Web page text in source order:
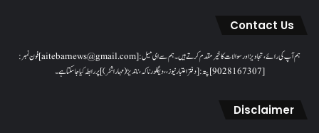
Contact Us
ہم آپ کی رائے، تجاویز اور سوالات کا خیرمقدم کرتے ہیں۔ ہم سےای میل: [aitebarnews@gmail.com]فون نمبر:
[9028167307]پتہ: [دفتر اعتبار نیوز، ، دیگلور ناکہ، ناندیڑ(مہاراشٹر) ] پر رابطہ کیا جاسکتا ہے۔
Disclaimer